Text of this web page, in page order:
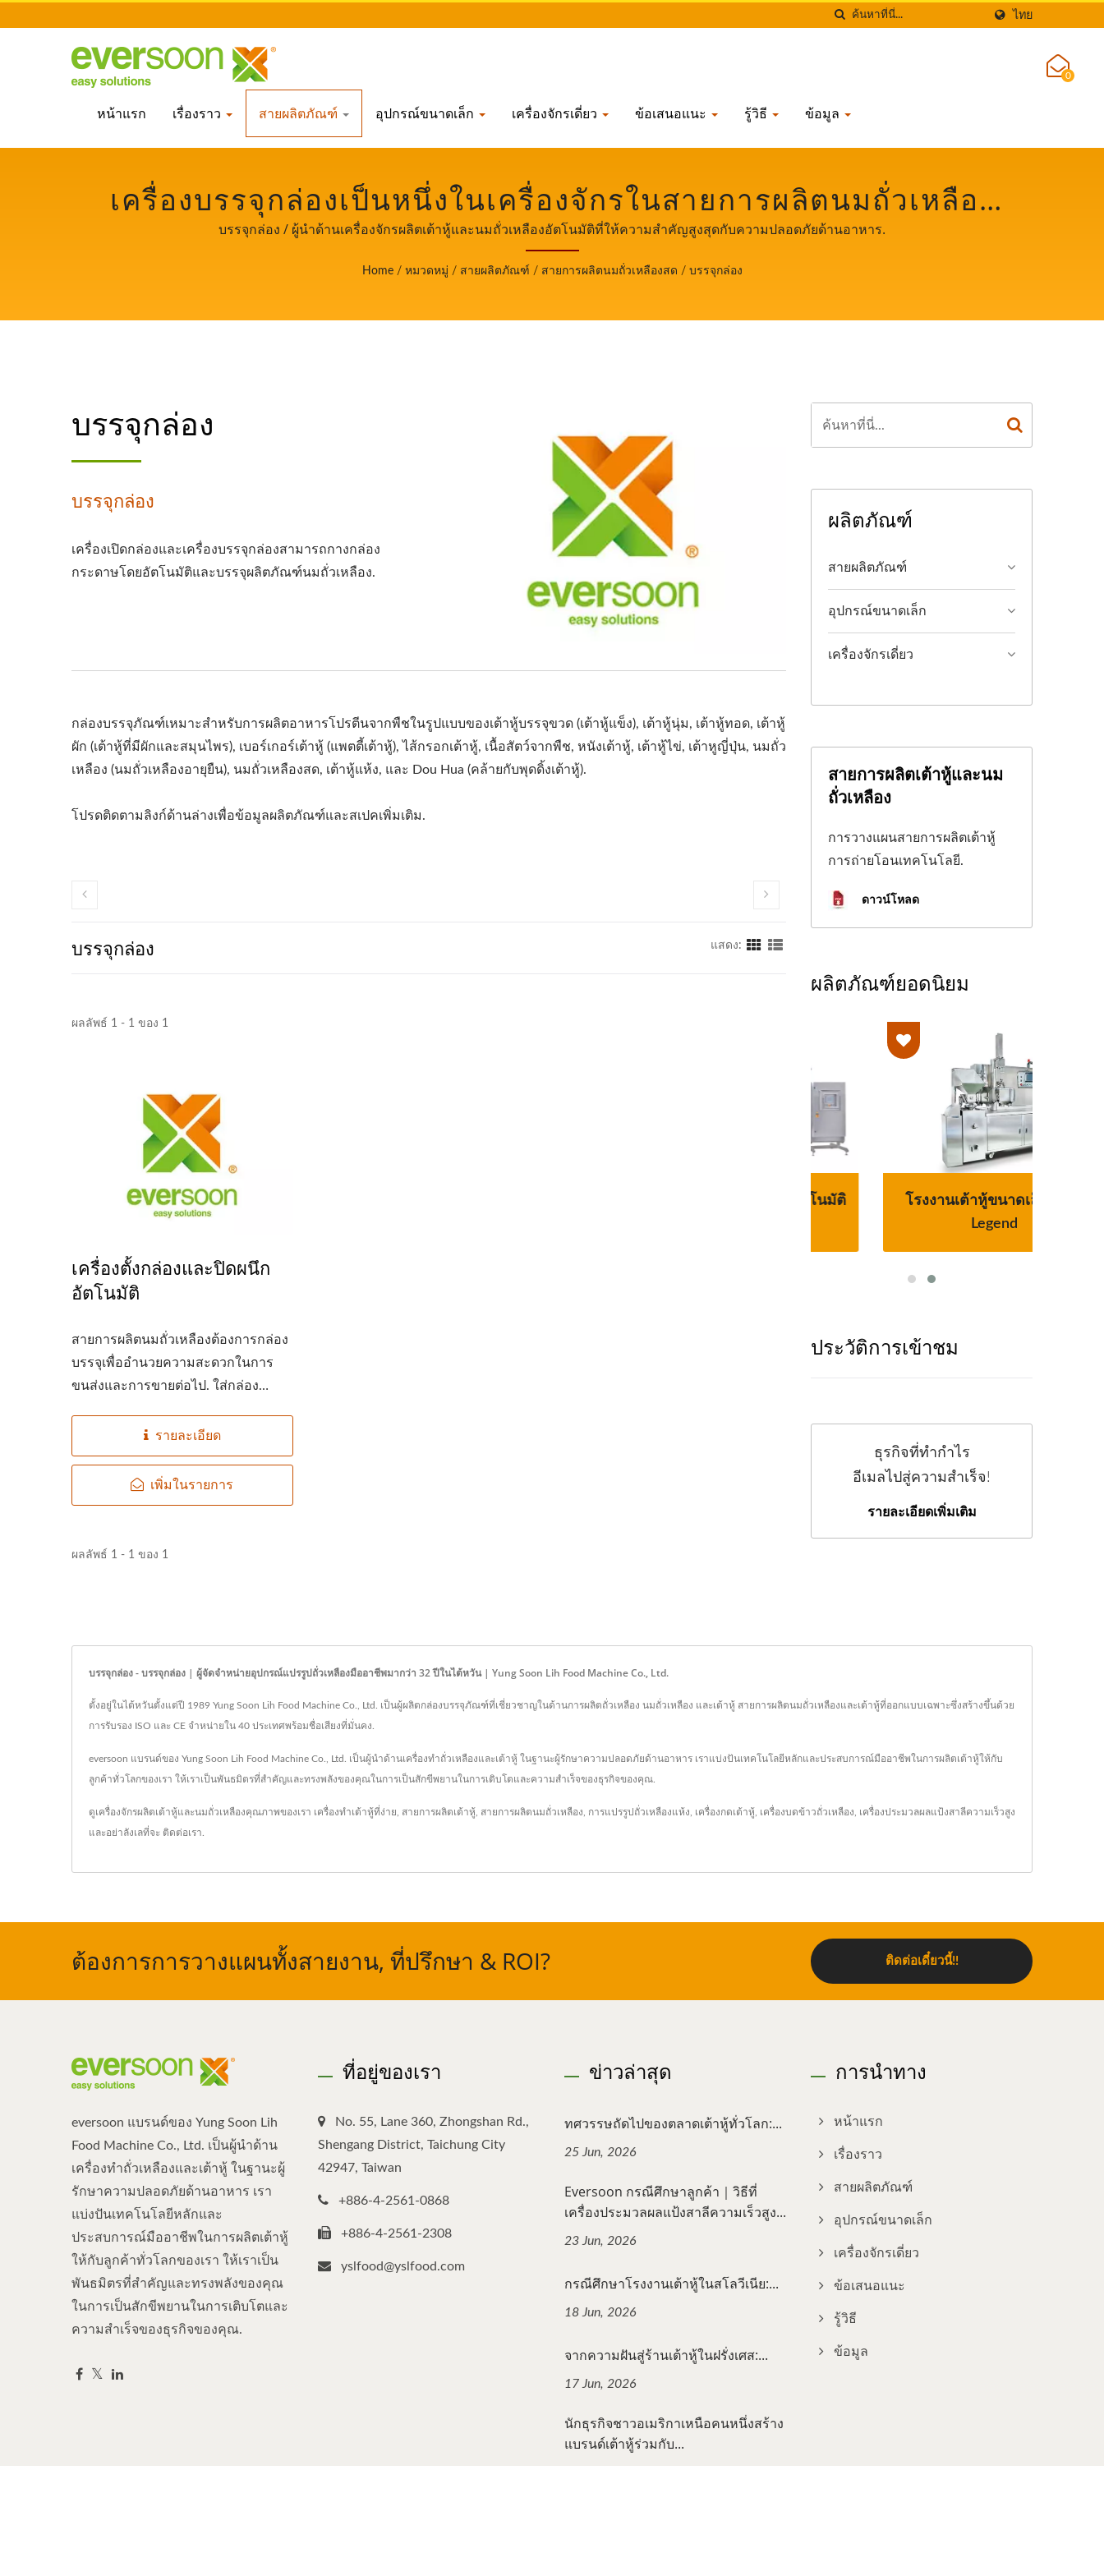
ไทย
หน้าแรก เรื่องราว สายผลิตภัณฑ์ อุปกรณ์ขนาดเล็ก เครื่องจักรเดี่ยว ข้อเสนอแนะ รู้วิธี ข้อมูล
0
เครื่องบรรจุกล่องเป็นหนึ่งในเครื่องจักรในสายการผลิตนมถั่วเหลือง
สด. / ผู้นำด้านเครื่องจักรผลิตเต้าหู้และนมถั่วเหลืองอัตโนมัติที่ให้
ความสำคัญสูงสุดกับความปลอดภัยด้านอาหาร.
บรรจุกล่อง / ผู้นำด้านเครื่องจักรผลิตเต้าหู้และนมถั่วเหลืองอัตโนมัติที่ให้ความสำคัญสูงสุดกับความปลอดภัยด้านอาหาร.
Home / หมวดหมู่ / สายผลิตภัณฑ์ / สายการผลิตนมถั่วเหลืองสด / บรรจุกล่อง
บรรจุกล่อง
บรรจุกล่อง
เครื่องเปิดกล่องและเครื่องบรรจุกล่องสามารถกางกล่อง
กระดาษโดยอัตโนมัติและบรรจุผลิตภัณฑ์นมถั่วเหลือง.
กล่องบรรจุภัณฑ์เหมาะสำหรับการผลิตอาหารโปรตีนจากพืชในรูปแบบของเต้าหู้บรรจุขวด (เต้าหู้แข็ง), เต้าหู้นุ่ม, เต้าหู้ทอด, เต้าหู้
ผัก (เต้าหู้ที่มีผักและสมุนไพร), เบอร์เกอร์เต้าหู้ (แพตตี้เต้าหู้), ไส้กรอกเต้าหู้, เนื้อสัตว์จากพืช, หนังเต้าหู้, เต้าหู้ไข่, เต้าหูญี่ปุ่น, นมถั่ว
เหลือง (นมถั่วเหลืองอายุยืน), นมถั่วเหลืองสด, เต้าหู้แห้ง, และ Dou Hua (คล้ายกับพุดดิ้งเต้าหู้).
โปรดติดตามลิงก์ด้านล่างเพื่อข้อมูลผลิตภัณฑ์และสเปคเพิ่มเติม.
บรรจุกล่อง แสดง:
ผลลัพธ์ 1 - 1 ของ 1
เครื่องตั้งกล่องและปิดผนึก
อัตโนมัติ
สายการผลิตนมถั่วเหลืองต้องการกล่อง
บรรจุเพื่ออำนวยความสะดวกในการ
ขนส่งและการขายต่อไป. ใส่กล่อง
เครื่องบรรจุกล่อง...รายละเอียด
เพิ่มในรายการ
ผลลัพธ์ 1 - 1 ของ 1
ผลิตภัณฑ์
สายผลิตภัณฑ์
อุปกรณ์ขนาดเล็ก
เครื่องจักรเดี่ยว
สายการผลิตเต้าหู้และนม
ถั่วเหลือง
การวางแผนสายการผลิตเต้าหู้
การถ่ายโอนเทคโนโลยี.
ดาวน์โหลด
ผลิตภัณฑ์ยอดนิยม
สายการผลิตเต้าหู้แบบอัตโนมัติ
220 กก. จากถั่วแห้ง
โรงงานเต้าหู้ขนาดเล็ก-Tofu
ประวัติการเข้าชม
ธุรกิจที่ทำกำไร
อีเมลไปสู่ความสำเร็จ!
รายละเอียดเพิ่มเติม
บรรจุกล่อง - บรรจุกล่อง | ผู้จัดจำหน่ายอุปกรณ์แปรรูปถั่วเหลืองมืออาชีพมากว่า 32 ปีในไต้หวัน | Yung Soon Lih Food Machine Co., Ltd.
ตั้งอยู่ในไต้หวันตั้งแต่ปี 1989 Yung Soon Lih Food Machine Co., Ltd. เป็นผู้ผลิตกล่องบรรจุภัณฑ์ที่เชี่ยวชาญในด้านการผลิตถั่วเหลือง นมถั่วเหลือง และเต้าหู้ สายการผลิตนมถั่วเหลืองและเต้าหู้ที่ออกแบบเฉพาะซึ่งสร้างขึ้นด้วย
การรับรอง ISO และ CE จำหน่ายใน 40 ประเทศพร้อมชื่อเสียงที่มั่นคง.
eversoon แบรนด์ของ Yung Soon Lih Food Machine Co., Ltd. เป็นผู้นำด้านเครื่องทำถั่วเหลืองและเต้าหู้ ในฐานะผู้รักษาความปลอดภัยด้านอาหาร เราแบ่งปันเทคโนโลยีหลักและประสบการณ์มืออาชีพในการผลิตเต้าหู้ให้กับ
ลูกค้าทั่วโลกของเรา ให้เราเป็นพันธมิตรที่สำคัญและทรงพลังของคุณในการเป็นสักขีพยานในการเติบโตและความสำเร็จของธุรกิจของคุณ.
ดูเครื่องจักรผลิตเต้าหู้และนมถั่วเหลืองคุณภาพของเรา เครื่องทำเต้าหู้ที่ง่าย สายการผลิตเต้าหู้ สายการผลิตนมถั่วเหลือง การแปรรูปถั่วเหลืองแห้ง เครื่องกดเต้าหู้ เครื่องบดข้าวถั่วเหลือง เครื่องประมวลผลแป้งสาลีความเร็วสูง
และอย่าลังเลที่จะ ติดต่อเรา
ต้องการการวางแผนทั้งสายงาน, ที่ปรึกษา & ROI? ติดต่อเดี๋ยวนี้!!
eversoon แบรนด์ของ Yung Soon Lih
Food Machine Co., Ltd. เป็นผู้นำด้าน
เครื่องทำถั่วเหลืองและเต้าหู้ ในฐานะผู้
รักษาความปลอดภัยด้านอาหาร เรา
แบ่งปันเทคโนโลยีหลักและ
ประสบการณ์มืออาชีพในการผลิตเต้าหู้
ให้กับลูกค้าทั่วโลกของเรา ให้เราเป็น
พันธมิตรที่สำคัญและทรงพลังของคุณ
ในการเป็นสักขีพยานในการเติบโตและ
ความสำเร็จของธุรกิจของคุณ.
ที่อยู่ของเรา
No. 55, Lane 360, Zhongshan Rd.,
Shengang District, Taichung City
42947, Taiwan
+886-4-2561-0868
+886-4-2561-2308
yslfood@yslfood.com
ข่าวล่าสุด
ทศวรรษถัดไปของตลาดเต้าหู้ทั่วโลก:...
25 Jun, 2026
Eversoon กรณีศึกษาลูกค้า｜วิธีที่
เครื่องประมวลผลแป้งสาลีความเร็วสูง...
23 Jun, 2026
กรณีศึกษาโรงงานเต้าหู้ในสโลวีเนีย:...
18 Jun, 2026
จากความฝันสู่ร้านเต้าหู้ในฝรั่งเศส:...
17 Jun, 2026
นักธุรกิจชาวอเมริกาเหนือคนหนึ่งสร้าง
แบรนด์เต้าหู้ร่วมกับ...
การนำทาง
หน้าแรก
เรื่องราว
สายผลิตภัณฑ์
อุปกรณ์ขนาดเล็ก
เครื่องจักรเดี่ยว
ข้อเสนอแนะ
รู้วิธี
ข้อมูล